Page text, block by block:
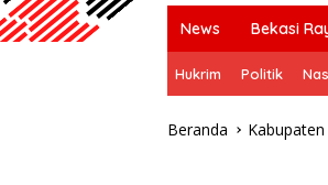
News Bekasi
Hukrim Politik
Beranda